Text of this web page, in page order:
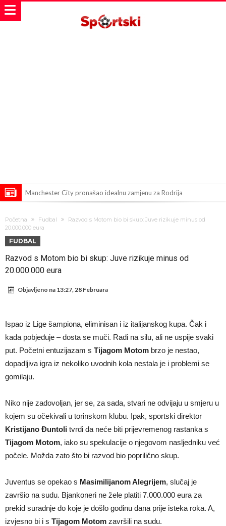
Manchester City pronašao idealnu zamjenu za Rodrija
od njih je Messi, znate li ko je drugi?
Прijelom u transferu Romera? Inter nema dovoljno sredstava,
Atletico prati situaciju.
GOTOVO JE! Čelsi dovodi novog lijevog beka – transfer vrijedan 21
milion eura
Atletico Madrid donosi neočekivanu odluku!
Istina konačno isplivala na površinu! Rodri ponizio Real Madrid kao
niko do sada, bolje je da ne dolazi u Madrid!
Pobijedio Đokovića nakon 0:2 na Rolan Garosu, sada je dao
sramotan komentar na njegov račun
Početna Fudbal
Razvod s Motom bio bi skup: Juve rizikuje minus od
20.000.000 eura
FUDBAL
Razvod s Motom bio bi skup: Juve rizikuje minus od
20.000.000 eura
Objavljeno na 13:27, 28 Februara
Ispao iz Lige šampiona, eliminisan i iz italijanskog kupa. Čak i
kada pobjeđuje – dosta se muči. Radi na silu, ali ne uspije svaki
put. Početni entuzijazam s Tijagom Motom brzo je nestao,
dopadljiva igra iz nekoliko uvodnih kola nestala je i problemi se
gomilaju.
Niko nije zadovoljan, jer se, za sada, stvari ne odvijaju u smjeru u
kojem su očekivali u torinskom klubu. Ipak, sportski direktor
Kristijano Đuntoli tvrdi da neće biti prijevremenog rastanka s
Tijagom Motom, iako su spekulacije o njegovom nasljedniku već
počele. Možda zato što bi razvod bio poprilično skup.
Juventus se opekao s Masimilijanom Alegrijem, slučaj je
završio na sudu. Bjankoneri ne žele platiti 7.000.000 eura za
prekid suradnje do koje je došlo godinu dana prije isteka roka. A,
izvjesno bi i s Tijagom Motom završili na sudu.